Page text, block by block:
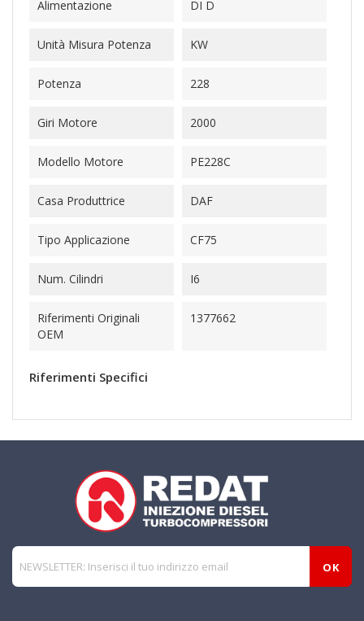
Alimentazione DI D
Unità Misura Potenza KW
Potenza 228
Giri Motore 2000
Modello Motore PE228C
Casa Produttrice DAF
Tipo Applicazione CF75
Num. Cilindri I6
Riferimenti Originali
OEM
1377662
Riferimenti Specifici